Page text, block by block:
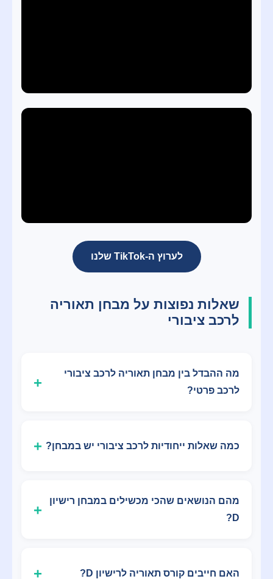
לערוץ ה-TikTok שלנו
שאלות נפוצות על מבחן תאוריה
לרכב ציבורי
מה ההבדל בין מבחן תאוריה לרכב ציבורי
לרכב פרטי?
כמה שאלות ייחודיות לרכב ציבורי יש במבחן?
מהם הנושאים שהכי מכשילים במבחן רישיון
D?
האם חייבים קורס תאוריה לרישיון D?